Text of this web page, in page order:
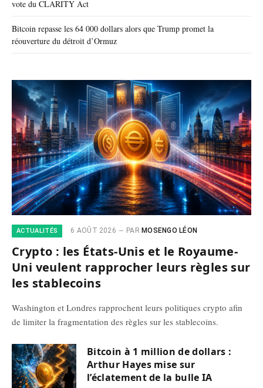
vote du CLARITY Act
Bitcoin repasse les 64 000 dollars alors que Trump promet la
réouverture du détroit d’Ormuz
ACTUALITÉS 6 AOÛT 2026 PAR MOSENGO LÉON
Crypto : les États-Unis et le Royaume-
Uni veulent rapprocher leurs règles sur
les stablecoins
Washington et Londres rapprochent leurs politiques crypto afin
de limiter la fragmentation des règles sur les stablecoins.
Bitcoin à 1 million de dollars :
Arthur Hayes mise sur
l’éclatement de la bulle IA